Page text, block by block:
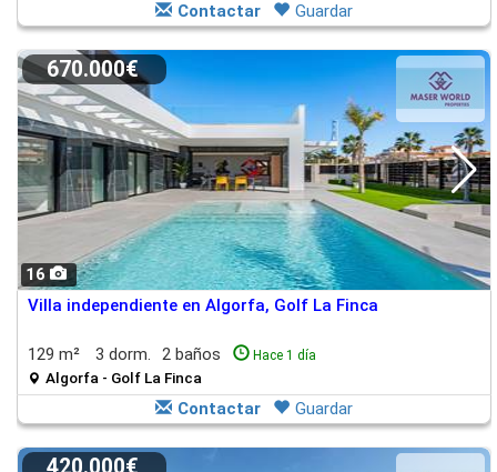
Contactar Guardar
16
670.000€
Villa independiente en Algorfa, Golf La Finca
129 m² 3 dorm. 2 baños Hace 1 día
Algorfa - Golf La Finca
Contactar Guardar